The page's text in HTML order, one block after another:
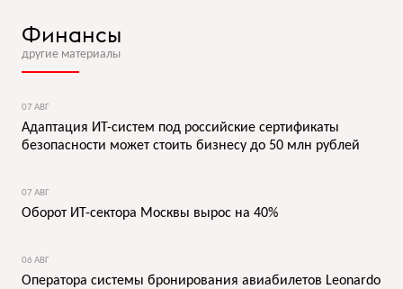
Финансы
другие материалы
07 АВГ
Адаптация ИТ-систем под российские сертификаты
безопасности может стоить бизнесу до 50 млн рублей
07 АВГ
Оборот ИТ-сектора Москвы вырос на 40%
06 АВГ
Оператора системы бронирования авиабилетов Leonardo